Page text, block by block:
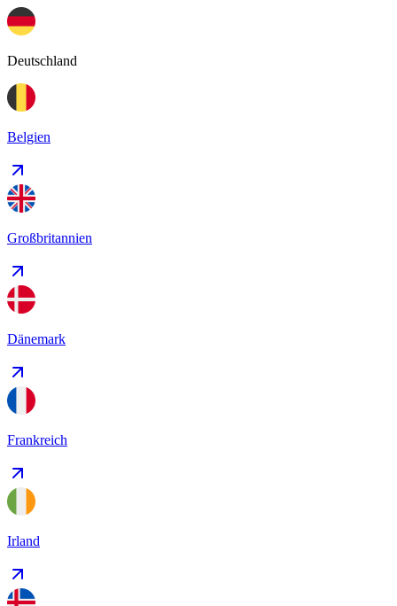
Deutschland
Belgien
Großbritannien
Dänemark
Frankreich
Irland